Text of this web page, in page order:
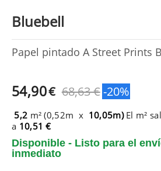
Bluebell
Papel pintado A Street Prints
54,90€ 68,63 €-20%
5,2 m² (0,52m x 10,05m) El m²
a 10,51 €
Disponible - Listo para el
inmediato